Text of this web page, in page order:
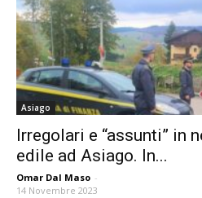
Asiago
Irregolari e “assunti” in
edile ad Asiago. In...
Omar Dal Maso -
14 Novembre 2023